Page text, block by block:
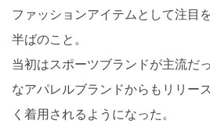
ファッションアイテムとして注目
半ばのこと。
当初はスポーツブランドが主流だ
なアパレルブランドからもリリー
く着用されるようになった。